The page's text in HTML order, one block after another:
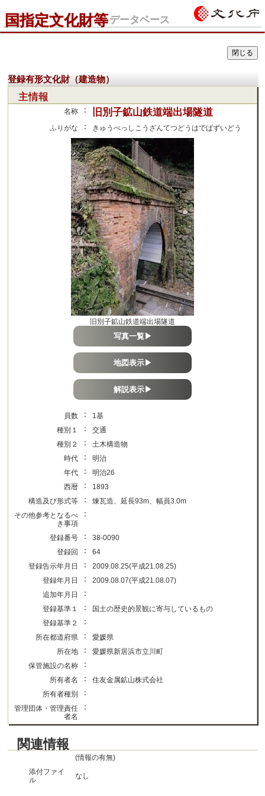
国指定文化財等データベース
登録有形文化財（建造物）
主情報
名称 ： 旧別子鉱山鉄道端出場隧道
ふりがな ： きゅうべっしこうざんてつどうはでばずいどう
旧別子鉱山鉄道端出場隧道
写真一覧▶
地図表示▶
解説表示▶
員数 ：
1基
種別１
：
交通
種別２
：
土木構造物
時代
：
明治
年代
：
明治26
西暦
：
1893
構造及び形式等
：
煉瓦造、延長93m、幅員3.0m
その他参考となるべ
き事項
：
登録番号 ：
38-0090
登録回
：
64
登録告示年月日
：
2009.08.25(平成21.08.25)
登録年月日
：
2009.08.07(平成21.08.07)
追加年月日
：
登録基準１ ：
国土の歴史的景観に寄与しているもの
登録基準２
：
所在都道府県 ：
愛媛県
所在地
：
愛媛県新居浜市立川町
保管施設の名称
：
所有者名 ：
住友金属鉱山株式会社
所有者種別
：
管理団体・管理責任
者名
：
関連情報
(情報の有無)
添付ファイ
ル
なし